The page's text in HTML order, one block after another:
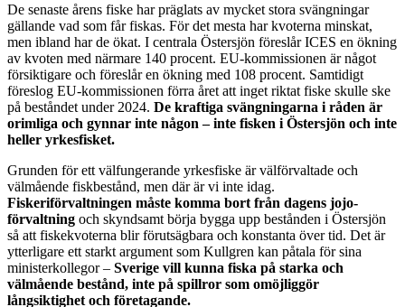
De senaste årens fiske har präglats av mycket stora svängningar
gällande vad som får fiskas. För det mesta har kvoterna minskat,
men ibland har de ökat. I centrala Östersjön föreslår ICES en ökning
av kvoten med närmare 140 procent. EU-kommissionen är något
försiktigare och föreslår en ökning med 108 procent. Samtidigt
föreslog EU-kommissionen förra året att inget riktat fiske skulle ske
på beståndet under 2024. De kraftiga svängningarna i råden är
orimliga och gynnar inte någon – inte fisken i Östersjön och inte
heller yrkesfisket.
Grunden för ett välfungerande yrkesfiske är välförvaltade och
välmående fiskbestånd, men där är vi inte idag.
Fiskeriförvaltningen måste komma bort från dagens jojo-
förvaltning och skyndsamt börja bygga upp bestånden i Östersjön
så att fiskekvoterna blir förutsägbara och konstanta över tid. Det är
ytterligare ett starkt argument som Kullgren kan påtala för sina
ministerkollegor – Sverige vill kunna fiska på starka och
välmående bestånd, inte på spillror som omöjliggör
långsiktighet och företagande.